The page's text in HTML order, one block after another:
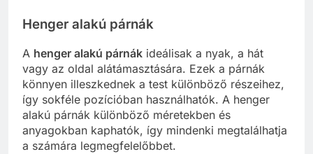
Henger alakú párnák
A henger alakú párnák ideálisak a nyak, a hát
vagy az oldal alátámasztására. Ezek a párnák
könnyen illeszkednek a test különböző részeihez,
így sokféle pozícióban használhatók. A henger
alakú párnák különböző méretekben és
anyagokban kaphatók, így mindenki megtalálhatja
a számára legmegfelelőbbet.